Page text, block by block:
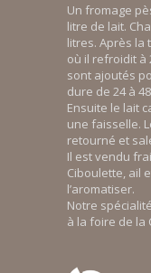
Un fromage
litre de lait.
litres. Après la
où il refroidit à
sont ajoutés
dure de 24 à
Ensuite le lait
une faisselle.
retourné et
Il est vendu
Ciboulette, ail
l’aromatiser.
Notre
à la foire de la